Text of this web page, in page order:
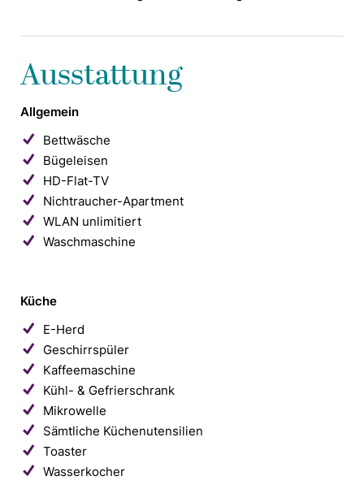
Ausstattung
Allgemein
Bettwäsche
Bügeleisen
HD-Flat-TV
Nichtraucher-Apartment
WLAN unlimitiert
Waschmaschine
Küche
E-Herd
Geschirrspüler
Kaffeemaschine
Kühl- & Gefrierschrank
Mikrowelle
Sämtliche Küchenutensilien
Toaster
Wasserkocher